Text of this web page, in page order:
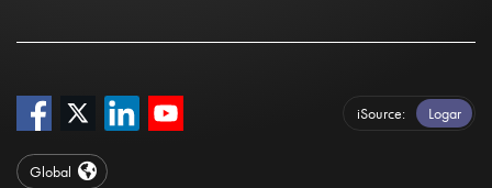
iSource Logar
Global